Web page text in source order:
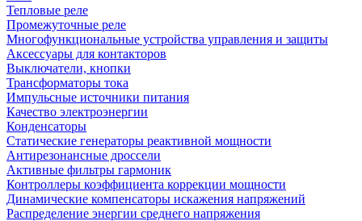
Тепловые реле
Промежуточные реле
Многофункциональные устройства управления и защиты
Аксессуары для контакторов
Выключатели, кнопки
Трансформаторы тока
Импульсные источники питания
Качество электроэнергии
Конденсаторы
Статические генераторы реактивной мощности
Антирезонансные дроссели
Активные фильтры гармоник
Контроллеры коэффициента коррекции мощности
Динамические компенсаторы искажения напряжений
Распределение энергии среднего напряжения